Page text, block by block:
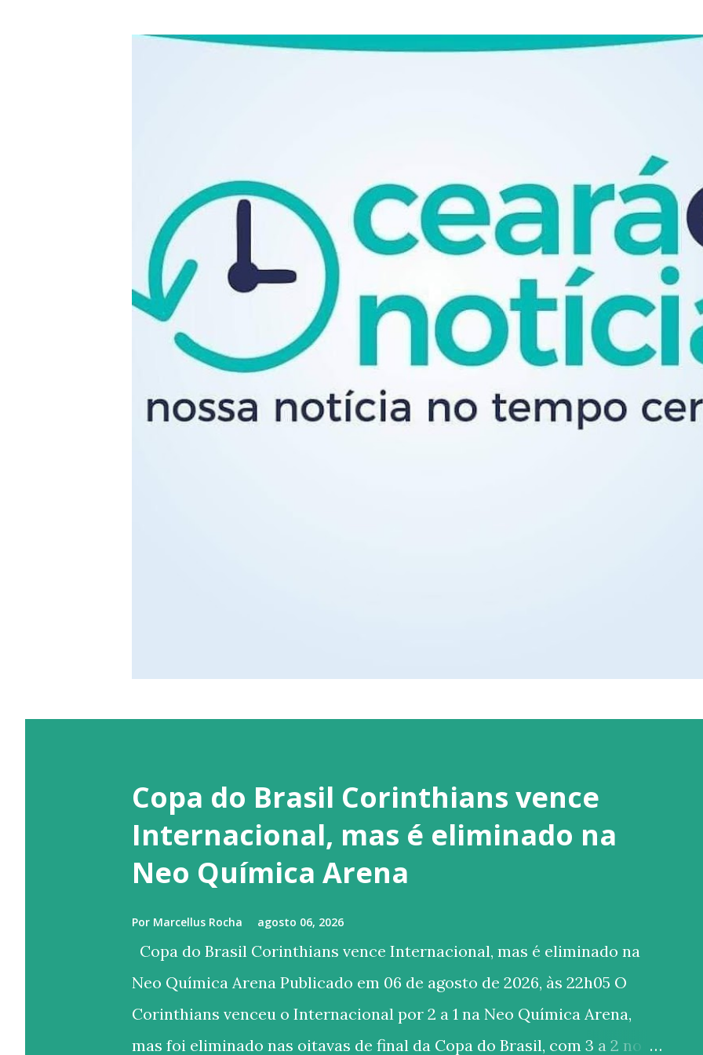
Copa do Brasil Corinthians vence
Internacional, mas é eliminado na
Neo Química Arena
Por Marcellus Rocha agosto 06, 2026
Copa do Brasil Corinthians vence Internacional, mas é eliminado na
Neo Química Arena Publicado em 06 de agosto de 2026, às 22h05 O
Corinthians venceu o Internacional por 2 a 1 na Neo Química Arena,
mas foi eliminado nas oitavas de final da Copa do Brasil, com 3 a 2 no